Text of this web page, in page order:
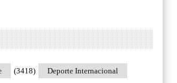
Deporte Internacional
(3418)